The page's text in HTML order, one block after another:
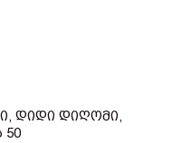
Დიდი Დიღომი,